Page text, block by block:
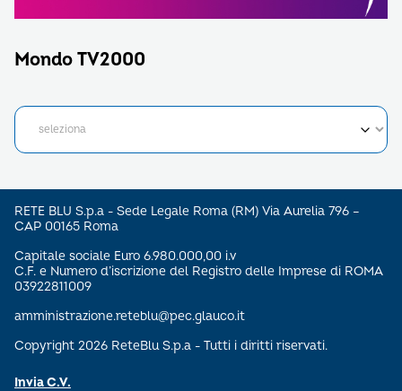
Mondo TV2000
RETE BLU S.p.a - Sede Legale Roma (RM) Via Aurelia 796 –
CAP 00165 Roma
Capitale sociale Euro 6.980.000,00 i.v
C.F. e Numero d’iscrizione del Registro delle Imprese di ROMA
03922811009
amministrazione.reteblu@pec.glauco.it
Copyright 2026 ReteBlu S.p.a - Tutti i diritti riservati.
Invia C.V.